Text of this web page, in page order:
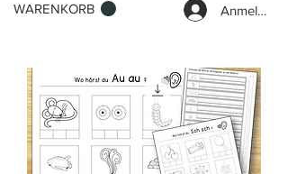
WARENKORB Anmelden